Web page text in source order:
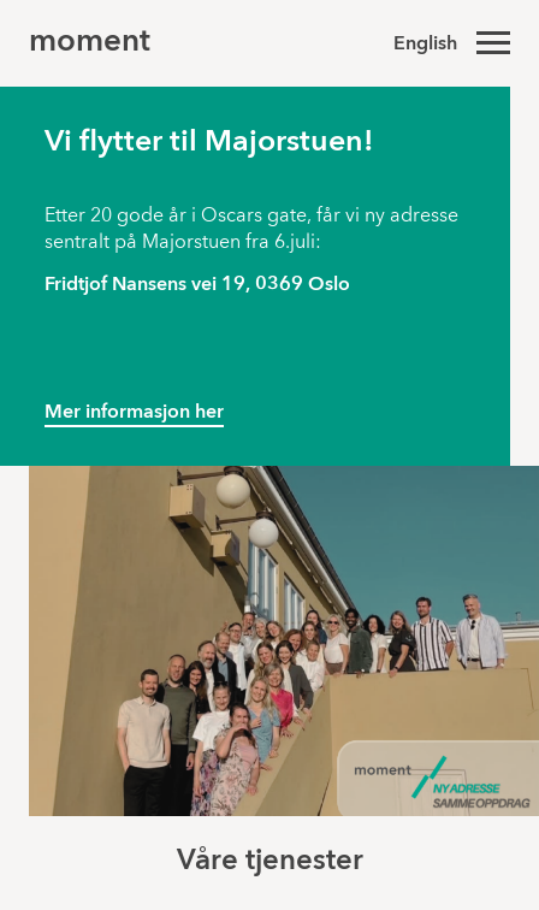
moment English
Vi flytter til Majorstuen!
Etter 20 gode år i Oscars gate, får vi ny adresse
sentralt på Majorstuen fra 6.juli:
Fridtjof Nansens vei 19, 0369 Oslo
Mer informasjon her
Våre tjenester